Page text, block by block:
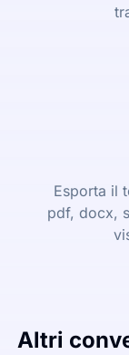
Esporta il
pdf, docx,
Altri